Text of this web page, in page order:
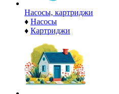
Насосы, картриджи
♦ Насосы
♦ Картриджи